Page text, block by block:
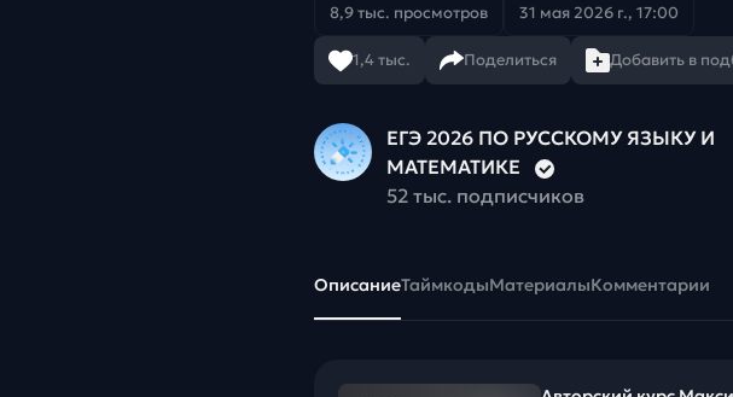
8,9 тыс. просмотров 31 мая 2026 г., 17:00
1,4 тыс. Поделиться Добавить в
ЕГЭ 2026 ПО РУССКОМУ ЯЗЫКУ И
МАТЕМАТИКЕ
52 тыс. подписчиков
ОписаниеТаймкодыМатериалыКомментарии